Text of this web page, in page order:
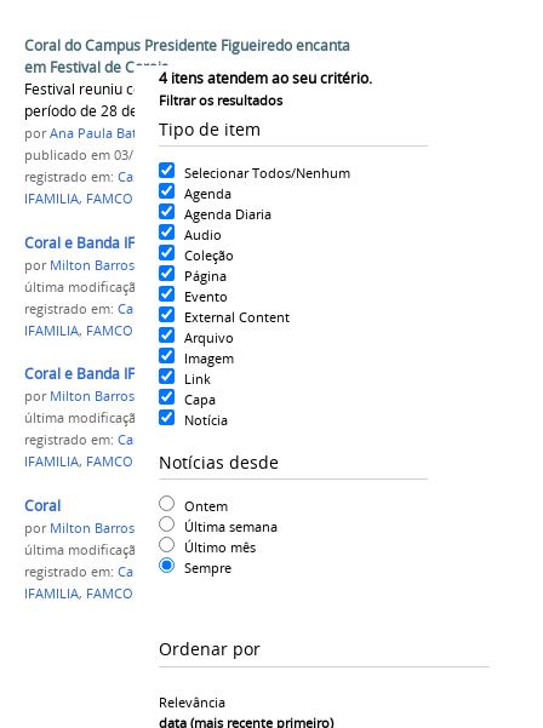
4itens atendem ao seu critério.
Filtrar os resultados
Tipo de item
Selecionar Todos/Nenhum
Agenda
Agenda Diaria
Audio
Coleção
Página
Evento
External Content
Arquivo
Imagem
Link
Capa
Notícia
Notícias desde
Ontem
Última semana
Último mês
Sempre
Ordenar por
Relevância
data (mais recente primeiro)
Coral do Campus Presidente Figueiredo encanta
em Festival de Corais
Festival reuniu corais de todo o estado durante o
período de 28 de setembro a 01 de outubro
porAna Paula Batista
publicado em 03/10/2017
registrado em: Campus Presidente Figueiredo,IFAM,
IFAMILIA, FAMCOR coral
Coral e Banda IFAMília no Teatro Amazonas
por Milton Barros
última modificação
em 03/10/2017 07h16
registrado em: Campus Presidente Figueiredo
IFAMILIA, FAMCOR coral
Coral e Banda IFAMília
por Milton Barros
última modificação
em 03/10/2017 07h16
registrado em: Campus Presidente Figueiredo
IFAMILIA, FAMCOR coral
Coral
por Milton Barros
última modificação
em 03/10/2017 07h15
registrado em: Campus Presidente Figueiredo
IFAMILIA, FAMCOR